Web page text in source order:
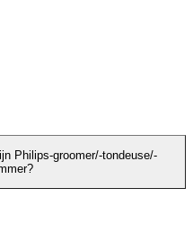
Philips-groomer/-tondeuse/-